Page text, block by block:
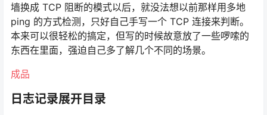
墙换成 TCP 阻断的模式以后，就没法想以前那样用多地
ping 的方式检测，只好自己手写一个 TCP 连接来判断。
本来可以很轻松的搞定，但写的时候故意放了一些啰嗦的
东西在里面，强迫自己多了解几个不同的场景。
成品
日志记录展开目录